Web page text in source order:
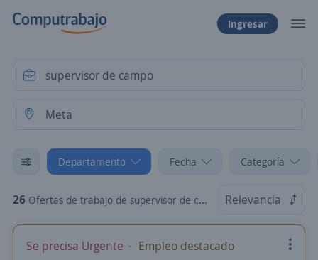
Ingresar
Departamento Fecha Categoría
26 Ofertas de trabajo de supervisor de campo en Meta Relevancia
Se precisa Urgente Empleo destacado